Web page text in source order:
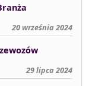
20 września 2024
29 lipca 2024